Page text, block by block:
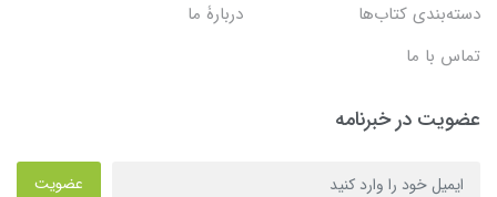
دسته‌بندی کتاب‌ها
دربارۀ ما
تماس با ما
عضویت در خبرنامه
عضویت